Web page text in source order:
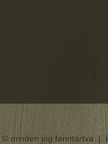
© minden jog fenntartva |